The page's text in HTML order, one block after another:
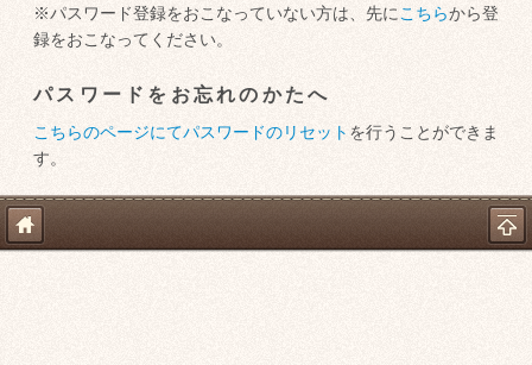
※パスワード登録をおこなっていない方は、先に こちらから登
録をおこなってください。
パスワードをお忘れのかたへ
こちらのページにてパスワードのリセット を行うことができま
す。